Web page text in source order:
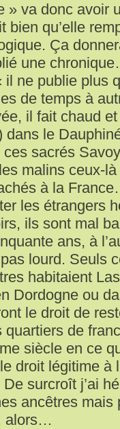
» va donc avoir
bien qu’elle
Ça
une
il ne publie plus
de temps à
il fait chaud
dans le
ces sacrés
malins ceux-
à la
les étrangers
ils sont mal
ans, à
lourd. Seuls
habitaient
Dordogne ou
le droit de
de
siècle en ce
droit légitime à
surcroît j’ai
ancêtres mais
alors…